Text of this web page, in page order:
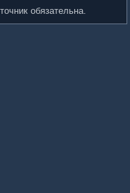
обязательна.